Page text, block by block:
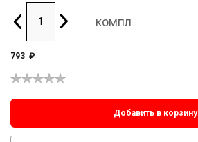
компл
793 ₽
Добавить в корзину